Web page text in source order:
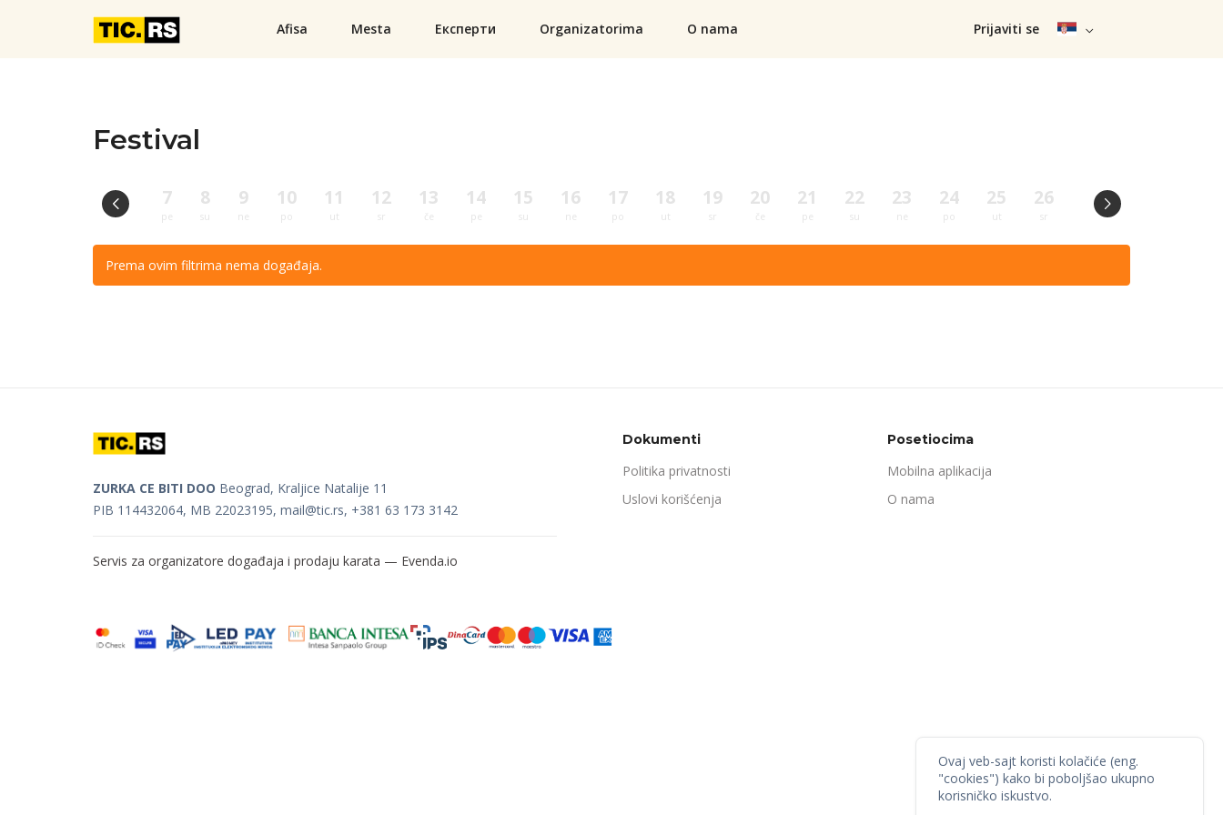
Afisa Mesta Експерти Organizatorima O nama Prijaviti se
Festival
7
pe
8
su
9
ne
10
po
11
ut
12
sr
13
če
14
pe
15
su
16
ne
17
po
18
ut
19
sr
20
če
21
pe
22
su
23
ne
24
po
25
ut
26
sr
27
če
Prema ovim filtrima nema događaja.
ZURKA CE BITI DOO Beograd, Kraljice Natalije 11
PIB 114432064, MB 22023195, mail@tic.rs, +381 63 173 3142
Servis za organizatore događaja i prodaju karata — Evenda.io
Dokumenti
Politika privatnosti
Uslovi korišćenja
Posetiocima
Mobilna aplikacija
O nama
Ovaj veb-sajt koristi kolačiće (eng.
"cookies") kako bi poboljšao ukupno
korisničko iskustvo.